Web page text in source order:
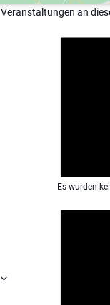
Veranstaltungen an
Es wurden